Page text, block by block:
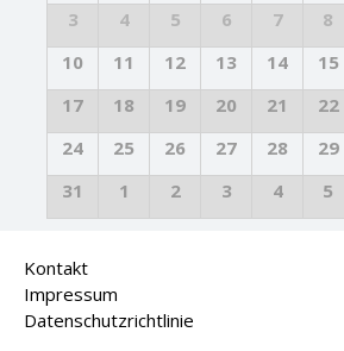
3
4 5 6 7 8
10
11 12 13 14 15
17
18 19 20 21 22
24
25 26 27 28 29
31
1 2 3 4 5
Kontakt
Impressum
Datenschutzrichtlinie